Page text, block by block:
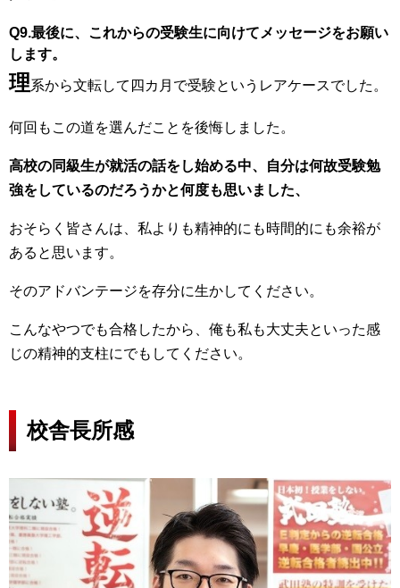
Q9.最後に、これからの受験生に向けてメッセージをお願い
します。
理系から文転して四カ月で受験というレアケースでした。
何回もこの道を選んだことを後悔しました。
高校の同級生が就活の話をし始める中、自分は何故受験勉
強をしているのだろうかと何度も思いました、
おそらく皆さんは、私よりも精神的にも時間的にも余裕が
あると思います。
そのアドバンテージを存分に生かしてください。
こんなやつでも合格したから、俺も私も大丈夫といった感
じの精神的支柱にでもしてください。
校舎長所感